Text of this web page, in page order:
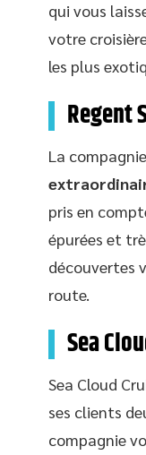
qui vous
votre
les plus
Regent
La
pris en
épurées et
découvertes
route.
Sea
Sea Cloud
ses clients
compagnie